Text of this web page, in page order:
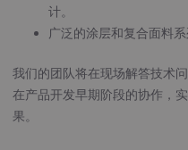
计。
广泛的涂层和复合面料
我们的团队将在现场解答技术
在产品开发早期阶段的协作，
果。